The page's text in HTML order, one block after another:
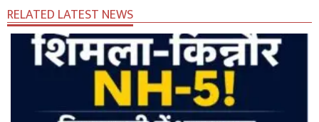
RELATED LATEST NEWS